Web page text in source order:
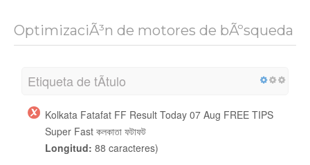
OptimizaciÃ³n de motores de bÃºsqueda
Etiqueta de tÃ­tulo
Kolkata Fatafat FF Result Today 07 Aug FREE TIPS
Super Fast কলকাতা ফটাফট
Longitud: 88 caracteres)